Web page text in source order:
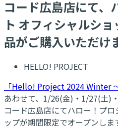
コード広島店にて、
ト オフィシャルシ
品がご購入いただけ
HELLO! PROJECT
「Hello! Project 2024 Winter
あわせて、1/26(金)・1/27(土)
コード広島店にてハロー！プ
ップが期間限定でオープンしま